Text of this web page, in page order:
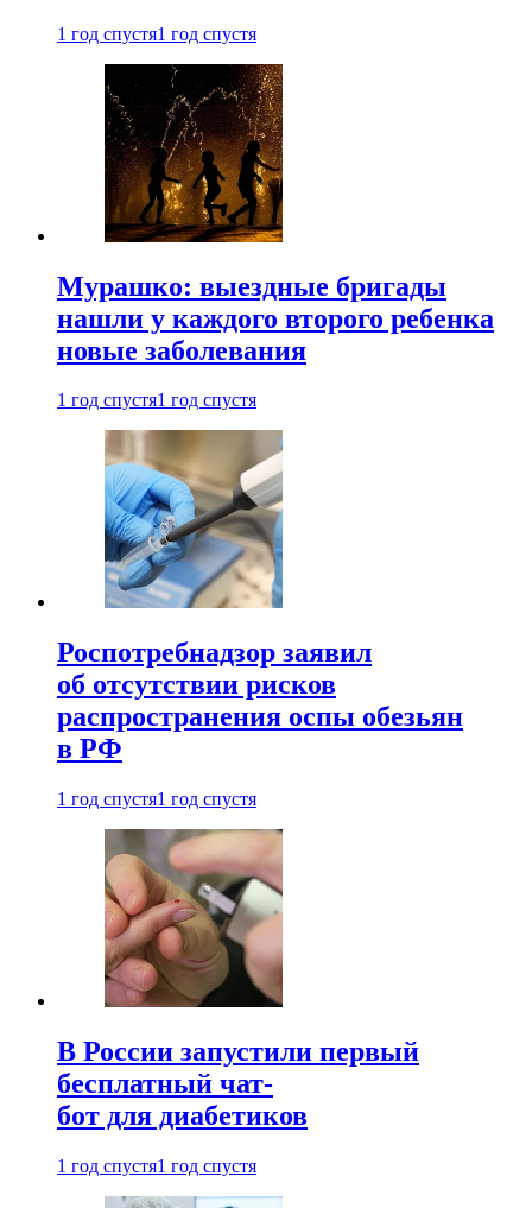
1 год спустя1 год спустя
Мурашко: выездные бригады
нашли у каждого второго ребенка
новые заболевания
1 год спустя1 год спустя
Роспотребнадзор заявил
об отсутствии рисков
распространения оспы обезьян
в РФ
1 год спустя1 год спустя
В России запустили первый
бесплатный чат-
бот для диабетиков
1 год спустя1 год спустя